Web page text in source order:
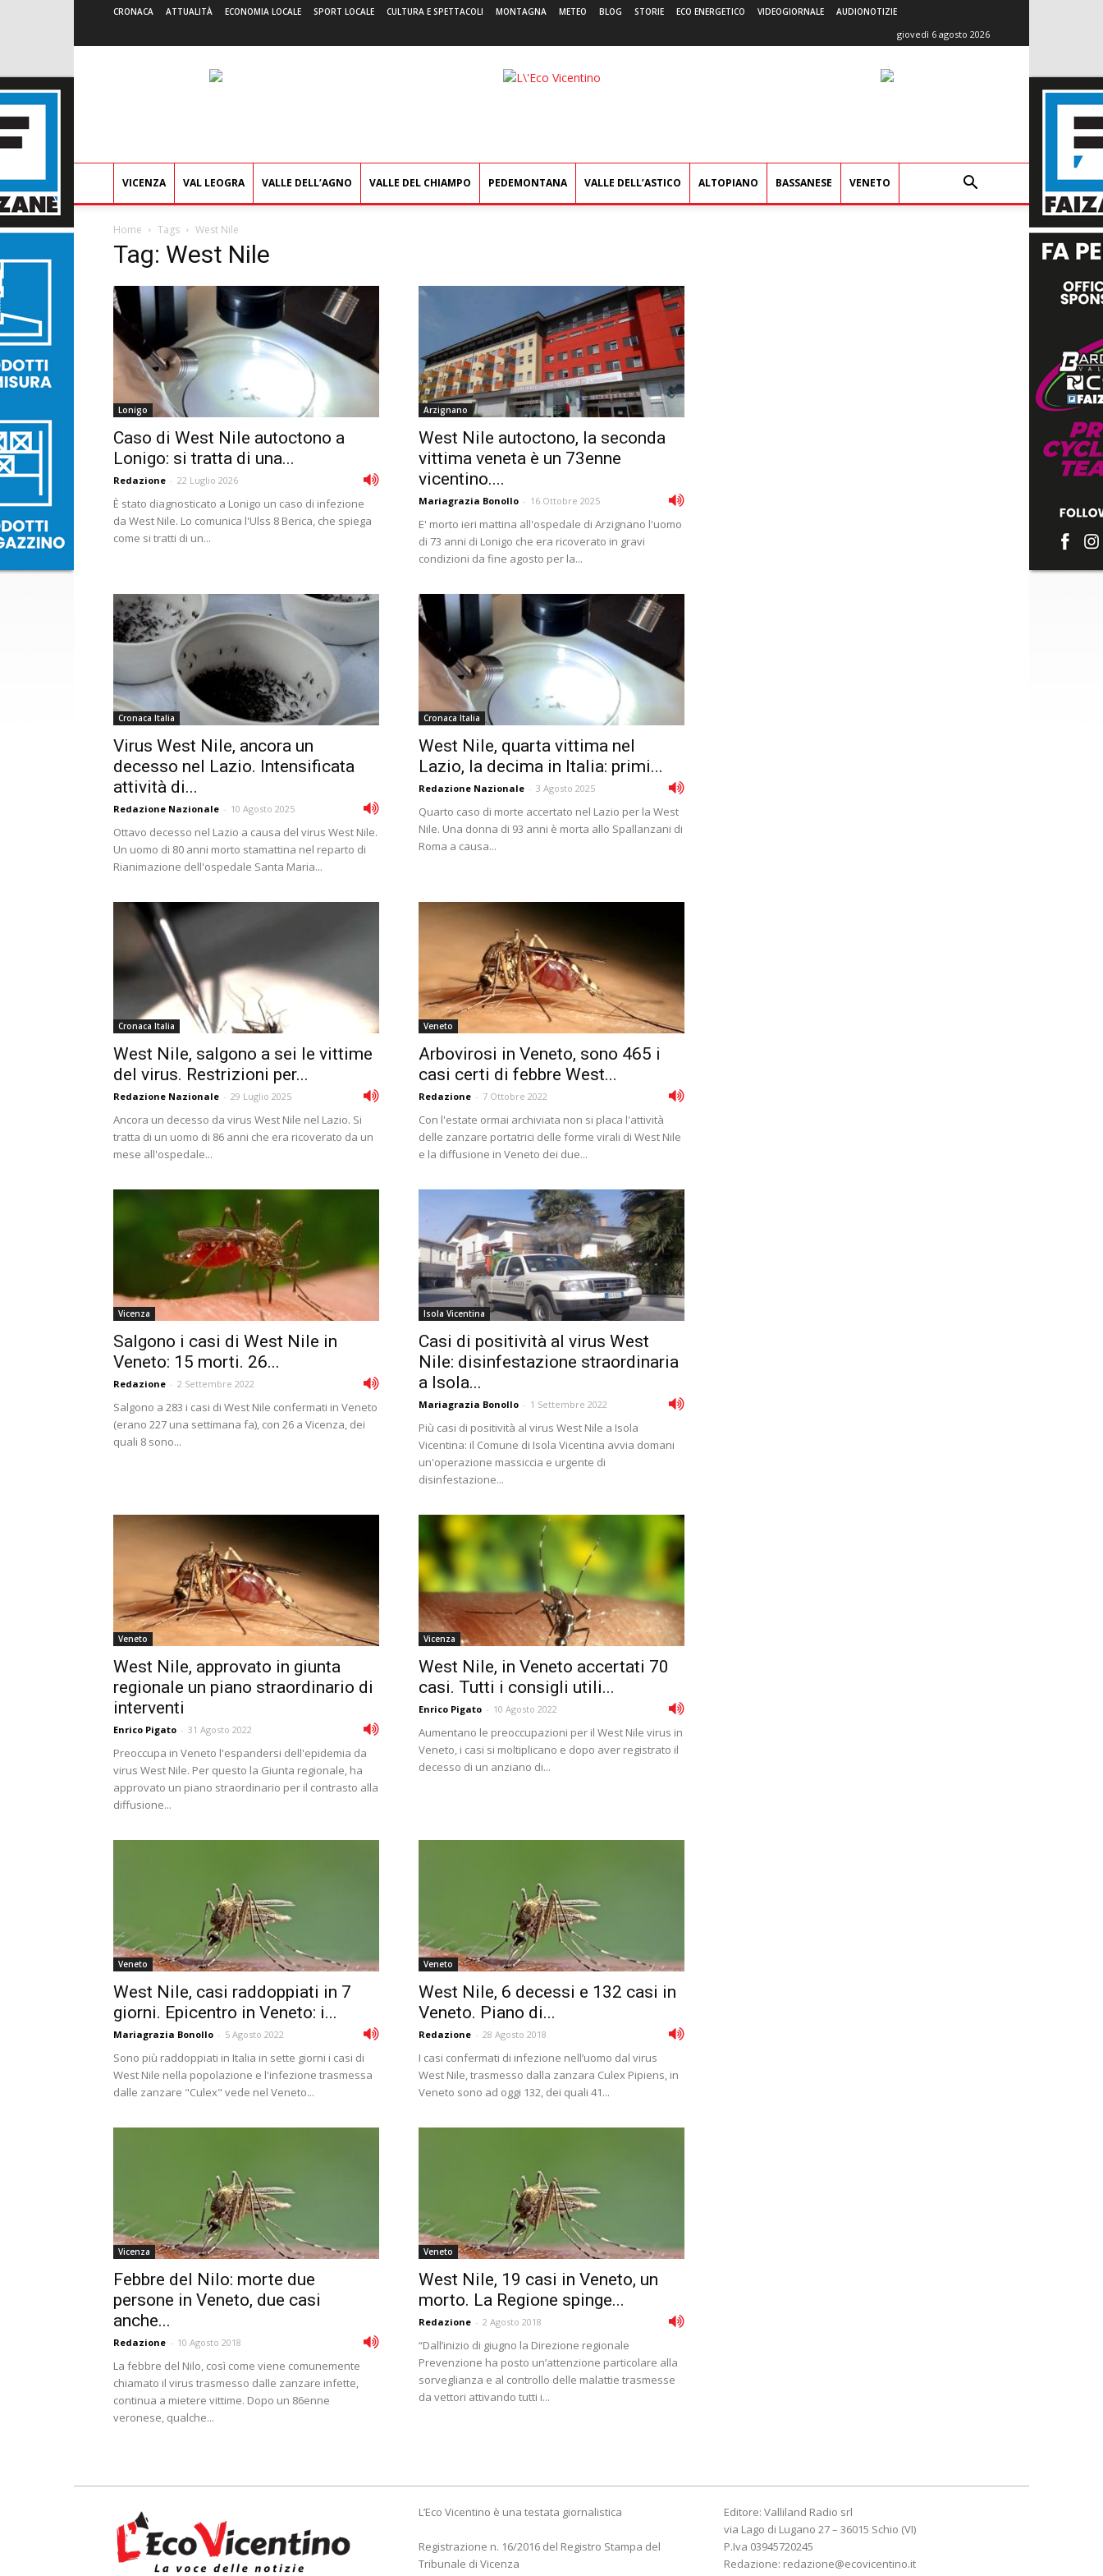
CRONACA ATTUALITÀ ECONOMIA LOCALE SPORT LOCALE CULTURA E SPETTACOLI MONTAGNA METEO BLOG STORIE ECO ENERGETICO VIDEOGIORNALE AUDIONOTIZIE
giovedì 6 agosto 2026
L'Eco
VICENZA VAL LEOGRA VALLE DELL’AGNO VALLE DEL CHIAMPO PEDEMONTANA VALLE DELL’ASTICO ALTOPIANO BASSANESE VENETO
Home Tags West Nile
Tag: West Nile
Lonigo
Caso di West Nile autoctono a
Lonigo: si tratta di una...
Redazione - 22 Luglio 2026
È stato diagnosticato a Lonigo un caso di infezione
da West Nile. Lo comunica l'Ulss 8 Berica, che spiega
come si tratti di un...
Arzignano
West Nile autoctono, la seconda
vittima veneta è un 73enne
vicentino....
Mariagrazia Bonollo - 16 Ottobre 2025
E' morto ieri mattina all'ospedale di Arzignano l'uomo
di 73 anni di Lonigo che era ricoverato in gravi
condizioni da fine agosto per la...
Cronaca Italia
Virus West Nile, ancora un
decesso nel Lazio. Intensificata
attività di...
Redazione Nazionale - 10 Agosto 2025
Ottavo decesso nel Lazio a causa del virus West Nile.
Un uomo di 80 anni morto stamattina nel reparto di
Rianimazione dell'ospedale Santa Maria...
Cronaca Italia
West Nile, quarta vittima nel
Lazio, la decima in Italia: primi...
Redazione Nazionale - 3 Agosto 2025
Quarto caso di morte accertato nel Lazio per la West
Nile. Una donna di 93 anni è morta allo Spallanzani di
Roma a causa...
Cronaca Italia
West Nile, salgono a sei le vittime
del virus. Restrizioni per...
Redazione Nazionale - 29 Luglio 2025
Ancora un decesso da virus West Nile nel Lazio. Si
tratta di un uomo di 86 anni che era ricoverato da un
mese all'ospedale...
Veneto
Arbovirosi in Veneto, sono 465 i
casi certi di febbre West...
Redazione - 7 Ottobre 2022
Con l'estate ormai archiviata non si placa l'attività
delle zanzare portatrici delle forme virali di West Nile
e la diffusione in Veneto dei due...
Vicenza
Salgono i casi di West Nile in
Veneto: 15 morti. 26...
Redazione - 2 Settembre 2022
Salgono a 283 i casi di West Nile confermati in Veneto
(erano 227 una settimana fa), con 26 a Vicenza, dei
quali 8 sono...
Isola Vicentina
Casi di positività al virus West
Nile: disinfestazione straordinaria
a Isola...
Mariagrazia Bonollo - 1 Settembre 2022
Più casi di positività al virus West Nile a Isola
Vicentina: il Comune di Isola Vicentina avvia domani
un'operazione massiccia e urgente di
disinfestazione...
Veneto
West Nile, approvato in giunta
regionale un piano straordinario di
interventi
Enrico Pigato - 31 Agosto 2022
Preoccupa in Veneto l'espandersi dell'epidemia da
virus West Nile. Per questo la Giunta regionale, ha
approvato un piano straordinario per il contrasto alla
diffusione...
Vicenza
West Nile, in Veneto accertati 70
casi. Tutti i consigli utili...
Enrico Pigato - 10 Agosto 2022
Aumentano le preoccupazioni per il West Nile virus in
Veneto, i casi si moltiplicano e dopo aver registrato il
decesso di un anziano di...
Veneto
West Nile, casi raddoppiati in 7
giorni. Epicentro in Veneto: i...
Mariagrazia Bonollo - 5 Agosto 2022
Sono più raddoppiati in Italia in sette giorni i casi di
West Nile nella popolazione e l'infezione trasmessa
dalle zanzare "Culex" vede nel Veneto...
Veneto
West Nile, 6 decessi e 132 casi in
Veneto. Piano di...
Redazione - 28 Agosto 2018
I casi confermati di infezione nell’uomo dal virus
West Nile, trasmesso dalla zanzara Culex Pipiens, in
Veneto sono ad oggi 132, dei quali 41...
Vicenza
Febbre del Nilo: morte due
persone in Veneto, due casi
anche...
Redazione - 10 Agosto 2018
La febbre del Nilo, così come viene comunemente
chiamato il virus trasmesso dalle zanzare infette,
continua a mietere vittime. Dopo un 86enne
veronese, qualche...
Veneto
West Nile, 19 casi in Veneto, un
morto. La Regione spinge...
Redazione - 2 Agosto 2018
“Dall’inizio di giugno la Direzione regionale
Prevenzione ha posto un’attenzione particolare alla
sorveglianza e al controllo delle malattie trasmesse
da vettori attivando tutti i...
L’Eco Vicentino è una testata giornalistica
Registrazione n. 16/2016 del Registro Stampa del
Tribunale di Vicenza
Editore: Valliland Radio srl
via Lago di Lugano 27 – 36015 Schio (VI)
P.Iva 03945720245
Redazione: redazione@ecovicentino.it